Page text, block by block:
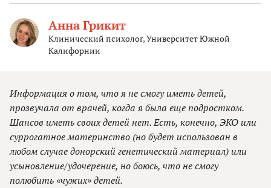
Анна Грикит
Клинический психолог, Университет Южной
Калифорнии
Информация о том, что я не смогу иметь детей,
прозвучала от врачей, когда я была еще подростком.
Шансов иметь своих детей нет. Есть, конечно, ЭКО или
суррогатное материнство (но будет использован в
любом случае донорский генетический материал) или
усыновление/удочерение, но боюсь, что не смогу
полюбить «чужих» детей.